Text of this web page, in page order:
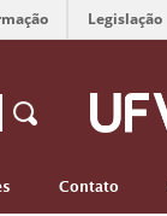
Legislação
Contato